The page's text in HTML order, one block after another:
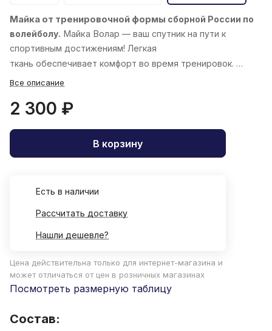
Майка от тренировочной формы сборной России по
волейболу. Майка Волар — ваш спутник на пути к
спортивным достижениям! Легкая
ткань обеспечивает комфорт во время тренировок.
Все описание
2 300 ₽
В корзину
Есть в наличии
Рассчитать доставку
Нашли дешевле?
Цена действительна только для интернет-магазина и
может отличаться от цен в розничных магазинах
Посмотреть размерную таблицу
Состав: